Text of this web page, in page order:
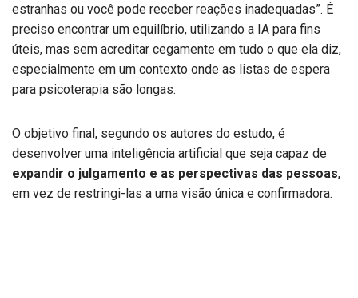
estranhas ou você pode receber reações inadequadas”. É
preciso encontrar um equilíbrio, utilizando a IA para fins
úteis, mas sem acreditar cegamente em tudo o que ela diz,
especialmente em um contexto onde as listas de espera
para psicoterapia são longas.
O objetivo final, segundo os autores do estudo, é
desenvolver uma inteligência artificial que seja capaz de
expandir o julgamento e as perspectivas das pessoas,
em vez de restringi-las a uma visão única e confirmadora.